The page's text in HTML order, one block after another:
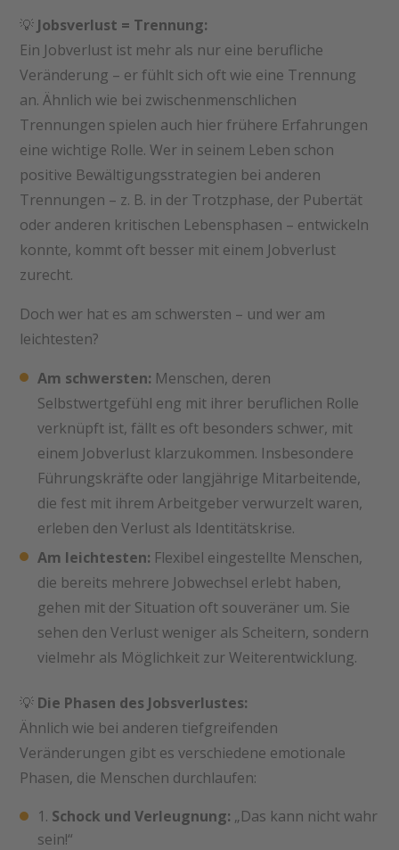
💡 Jobsverlust = Trennung:
Ein Jobverlust ist mehr als nur eine berufliche
Veränderung – er fühlt sich oft wie eine Trennung
an. Ähnlich wie bei zwischenmenschlichen
Trennungen spielen auch hier frühere Erfahrungen
eine wichtige Rolle. Wer in seinem Leben schon
positive Bewältigungsstrategien bei anderen
Trennungen – z. B. in der Trotzphase, der Pubertät
oder anderen kritischen Lebensphasen – entwickeln
konnte, kommt oft besser mit einem Jobverlust
zurecht.
Doch wer hat es am schwersten – und wer am
leichtesten?
Am schwersten: Menschen, deren
Selbstwertgefühl eng mit ihrer beruflichen Rolle
verknüpft ist, fällt es oft besonders schwer, mit
einem Jobverlust klarzukommen. Insbesondere
Führungskräfte oder langjährige Mitarbeitende,
die fest mit ihrem Arbeitgeber verwurzelt waren,
erleben den Verlust als Identitätskrise.
Am leichtesten: Flexibel eingestellte Menschen,
die bereits mehrere Jobwechsel erlebt haben,
gehen mit der Situation oft souveräner um. Sie
sehen den Verlust weniger als Scheitern, sondern
vielmehr als Möglichkeit zur Weiterentwicklung.
💡 Die Phasen des Jobsverlustes:
Ähnlich wie bei anderen tiefgreifenden
Veränderungen gibt es verschiedene emotionale
Phasen, die Menschen durchlaufen:
Schock und Verleugnung: „Das kann nicht wahr
sein!“